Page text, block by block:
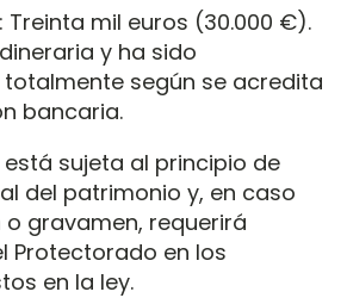
Treinta mil euros (30.000 €).
y ha sido
según se acredita
bancaria.
sujeta al principio de
del patrimonio y, en caso
gravamen, requerirá
Protectorado en los
en la ley.